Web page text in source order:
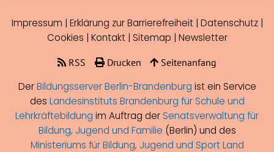
Impressum | Erklärung zur Barrierefreiheit| Datenschutz|
Cookies | Kontakt | Sitemap | Newsletter
RSS Drucken Seitenanfang
DerBildungsserver Berlin-Brandenburg ist ein Service
des Landesinstituts Brandenburg für Schule und
Lehrkräftebildung im Auftrag der Senatsverwaltung für
Bildung, Jugend und Familie (Berlin) und des
Ministeriums für Bildung, Jugend und Sport Land
Digitalität und Gesellschaft
Suche